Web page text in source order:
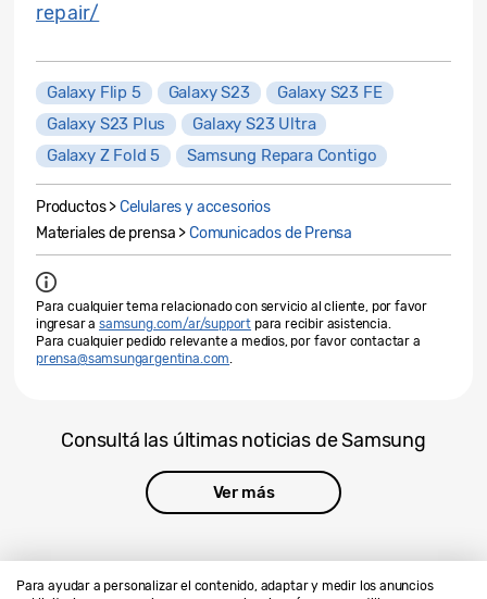
Para ayudar a personalizar el contenido, adaptar y medir los anuncios
repair/
Galaxy Flip 5 Galaxy S23
Galaxy S23 FE
Galaxy S23 Plus
Galaxy S23 Ultra
Galaxy Z Fold 5
Samsung Repara Contigo
Productos >Celulares y accesorios
Materiales de prensa >Comunicados de Prensa
Para cualquier tema relacionado con servicio al cliente, por favor
ingresar asamsung.com/ar/support para recibir asistencia.
Para cualquier pedido relevante a medios, por favor contactar a
prensa@samsungargentina.com.
Consultá las últimas noticias de Samsung
Ver más